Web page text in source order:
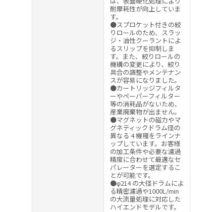
耐摩耗性が向上していま
す。
●スプロケット付きの絞
りロールのため、スラッ
ジ・油性クーラントによ
るスリップを抑制しま
す。また、絞りロールの
機構の変更により、絞り
具合の調整やメンテナン
スが容易になりました。
●カートリッジフィルタ
ーやペーパーフィルター
等の消耗品がないため、
産業廃棄物が出ません。
●マグネットの磁力やマ
グネティックドラム径の
異なる 4 機種をラインナ
ップしています。お客様
の加工条件や必要な濾過
精度に合わせて最適なセ
パレーターを選定するこ
とが可能です。
●φ214 の大径ドラムによ
る精密濾過や1000L/min
の大流量処理に対応した
ハイエンドモデルです。